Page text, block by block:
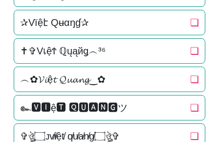
✰Vїệէ Qʉαŋɠ✰ ❏
✝✞VเệϮ ℚųąйǥ︵³⁶ ❏
︵✿𝓥𝓲ệ𝓽 𝓠𝓾𝓪𝓷𝓰‿✿ ❏
๛🆅🅸ệ🆃 🆀🆄🅰🅽🅶ツ ❏
✞ঔৣ۝ᴊv̸i̸ệt̸ q̸u̸a̸n̸g̸۝ঔৣ✞ ❏